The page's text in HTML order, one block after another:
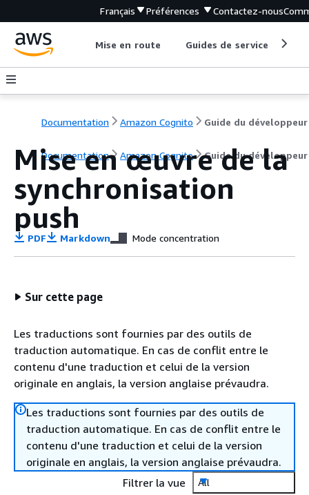
Français Préférences Contactez-nous
Mise en route Guides de service
Documentation Amazon Cognito Guide du développeur
Documentation Amazon Cognito Guide du développeur
Mise en œuvre de la
synchronisation
push
PDF Markdown Mode concentration
Sur cette page
Les traductions sont fournies par des outils de
traduction automatique. En cas de conflit entre le
contenu d'une traduction et celui de la version
originale en anglais, la version anglaise prévaudra.
Les traductions sont fournies par des outils de
traduction automatique. En cas de conflit entre le
contenu d'une traduction et celui de la version
originale en anglais, la version anglaise prévaudra.
Filtrer la vue
All